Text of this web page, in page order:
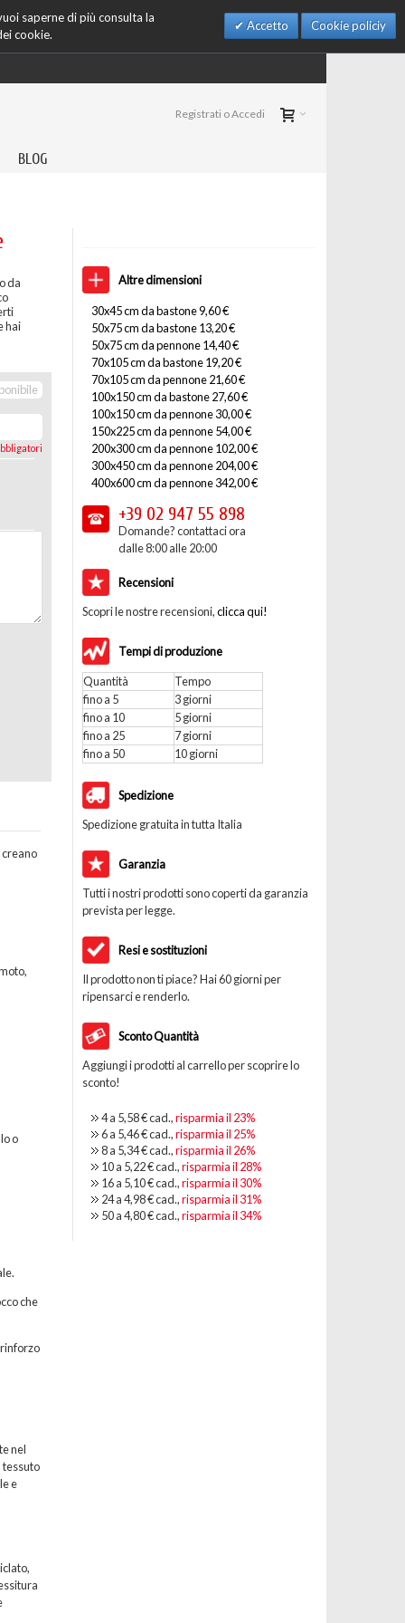
saperne di più consulta la
cookie.
Accetto Cookie policiy
Registrati o Accedi
BLOG
da
hai
Altre dimensioni
30x45 cm da bastone 9,60 €
50x75 cm da bastone 13,20 €
50x75 cm da pennone 14,40 €
70x105 cm da bastone 19,20 €
70x105 cm da pennone 21,60 €
100x150 cm da bastone 27,60 €
100x150 cm da pennone 30,00 €
150x225 cm da pennone 54,00 €
200x300 cm da pennone 102,00 €
300x450 cm da pennone 204,00 €
400x600 cm da pennone 342,00 €
+39 02 947 55 898
Domande? contattaci ora
dalle 8:00 alle 20:00
Recensioni
Scopri le nostre recensioni,clicca qui!
Tempi di produzione
Quantità
Tempo
fino a 5
3 giorni
fino a 10
5 giorni
fino a 25
7 giorni
fino a 50
10 giorni
Spedizione
Spedizione gratuita in tutta Italia
Garanzia
Tutti i nostri prodotti sono coperti da garanzia
prevista per legge.
Resi e sostituzioni
Il prodotto non ti piace? Hai 60 giorni per
ripensarci e renderlo.
Sconto Quantità
Aggiungi i prodotti al carrello per scoprire lo
sconto!
4 a 5,58 €cad.,risparmia il 23%
6 a 5,46 €cad.,risparmia il 25%
8 a 5,34 €cad.,risparmia il 26%
10 a 5,22 €cad.,risparmia il 28%
16 a 5,10 €cad.,risparmia il 30%
24 a4,98 €cad.,risparmia il 31%
50 a4,80 €cad.,risparmia il 34%
o
che
nel
tessuto
e